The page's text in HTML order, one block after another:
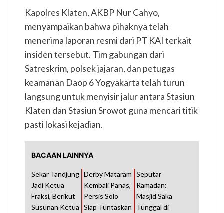
Kapolres Klaten, AKBP Nur Cahyo,
menyampaikan bahwa pihaknya telah
menerima laporan resmi dari PT KAI terkait
insiden tersebut. Tim gabungan dari
Satreskrim, polsek jajaran, dan petugas
keamanan Daop 6 Yogyakarta telah turun
langsung untuk menyisir jalur antara Stasiun
Klaten dan Stasiun Srowot guna mencari titik
pasti lokasi kejadian.
BACAAN LAINNYA
Sekar Tandjung
Jadi Ketua
Fraksi, Berikut
Susunan Ketua
Derby Mataram
Kembali Panas,
Persis Solo
Siap Tuntaskan
Seputar
Ramadan:
Masjid Saka
Tunggal di